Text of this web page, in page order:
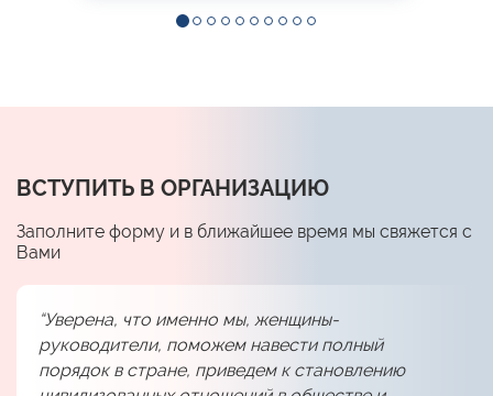
ВСТУПИТЬ В ОРГАНИЗАЦИЮ
Заполните форму и в ближайшее время мы свяжется с
Вами
“Уверена, что именно мы, женщины-
руководители, поможем навести полный
порядок в стране, приведем к становлению